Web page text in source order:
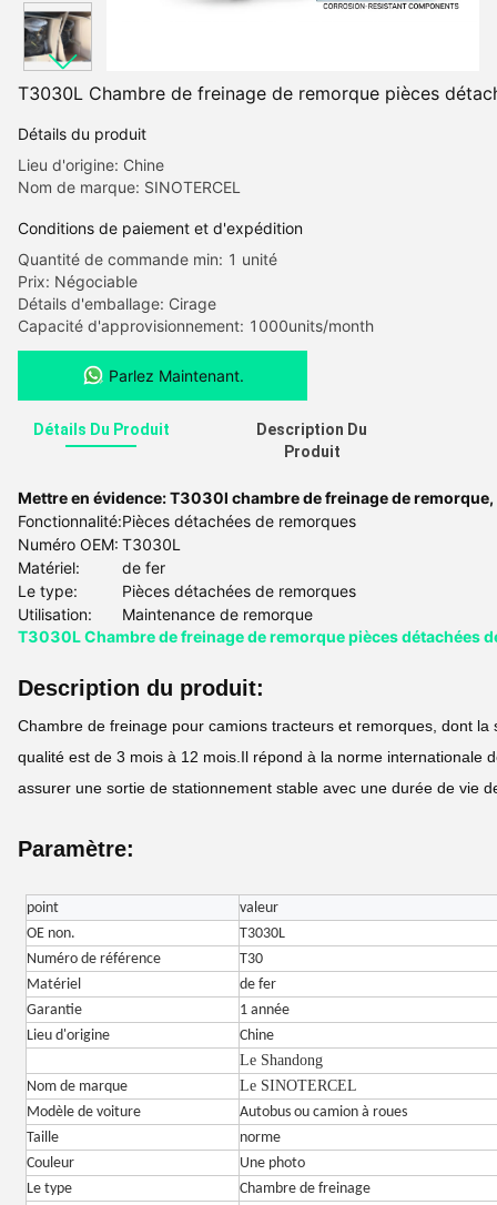
T3030L Chambre de freinage de remorque pièces
Détails du produit
Lieu d'origine: Chine
Nom de marque: SINOTERCEL
Conditions de paiement et d'expédition
Quantité de commande min: 1 unité
Prix: Négociable
Détails d'emballage: Cirage
Capacité d'approvisionnement: 1000units/month
Parlez Maintenant.
Détails Du Produit
Description Du
Produit
Mettre en évidence:T3030l chambre de freinage de remorque,
Fonctionnalité:Pièces détachées de remorques
Numéro OEM: T3030L
Matériel:
de fer
Le type:
Pièces détachées de remorques
Utilisation:
Maintenance de remorque
T3030L Chambre de freinage de remorque pièces détachées
Description du produit:
Chambre de freinage pour camions tracteurs et remorques, dont
qualité est de 3 mois à 12 mois.Il répond à la norme
assurer une sortie de stationnement stable avec une durée de vie
Paramètre:
point
valeur
OE non.
T3030L
Numéro de référence
T30
Matériel
de fer
Garantie
1 année
Lieu d'origine
Chine
Le Shandong
Nom de marque
Le SINOTERCEL
Modèle de voiture
Autobus ou camion à roues
Taille
norme
Couleur
Une photo
Le type
Chambre de freinage